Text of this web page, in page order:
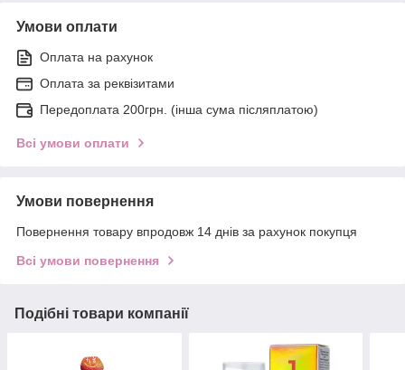
Умови оплати
Оплата на рахунок
Оплата за реквізитами
Передоплата 200грн. (інша сума післяплатою)
Всі умови оплати
Умови повернення
Повернення товару впродовж 14 днів за рахунок покупця
Всі умови повернення
Подібні товари компанії